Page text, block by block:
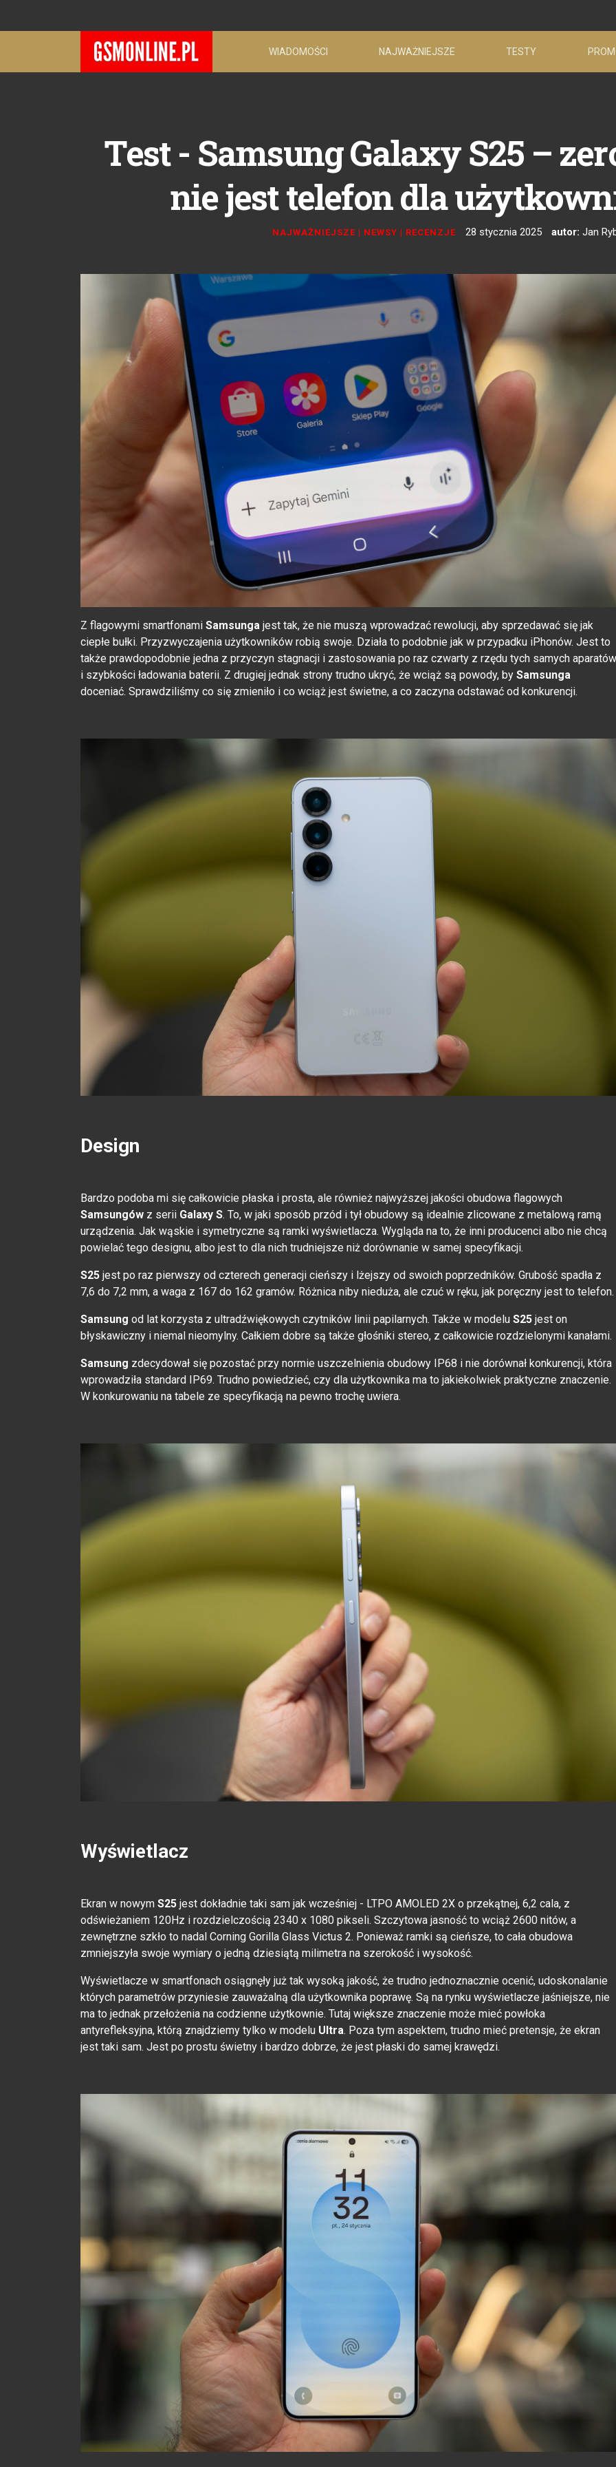
WIADOMOŚCI NAJWAŻNIEJSZE TESTY
Test - Samsung Galaxy S25 –
nie jest telefon dla
NAJWAŻNIEJSZE | NEWSY | RECENZJE 28 stycznia 2025 autor: Jan
Z flagowymi smartfonami Samsunga jest tak, że nie muszą wprowadzać rewolucji, aby sprzedawać się jak
ciepłe bułki. Przyzwyczajenia użytkowników robią swoje. Działa to podobnie jak w przypadku iPhonów. Jest to
także prawdopodobnie jedna z przyczyn stagnacji i zastosowania po raz czwarty z rzędu tych samych aparatów
i szybkości ładowania baterii. Z drugiej jednak strony trudno ukryć, że wciąż są powody, by Samsunga
doceniać. Sprawdziliśmy co się zmieniło i co wciąż jest świetne, a co zaczyna odstawać od konkurencji.
Design
Bardzo podoba mi się całkowicie płaska i prosta, ale również najwyższej jakości obudowa flagowych
Samsungów z serii Galaxy S. To, w jaki sposób przód i tył obudowy są idealnie zlicowane z metalową ramą
urządzenia. Jak wąskie i symetryczne są ramki wyświetlacza. Wygląda na to, że inni producenci albo nie chcą
powielać tego designu, albo jest to dla nich trudniejsze niż dorównanie w samej specyfikacji.
S25 jest po raz pierwszy od czterech generacji cieńszy i lżejszy od swoich poprzedników. Grubość spadła z
7,6 do 7,2 mm, a waga z 167 do 162 gramów. Różnica niby nieduża, ale czuć w ręku, jak poręczny jest to telefon.
Samsung od lat korzysta z ultradźwiękowych czytników linii papilarnych. Także w modelu S25 jest on
błyskawiczny i niemal nieomylny. Całkiem dobre są także głośniki stereo, z całkowicie rozdzielonymi kanałami.
Samsung zdecydował się pozostać przy normie uszczelnienia obudowy IP68 i nie dorównał konkurencji, która
wprowadziła standard IP69. Trudno powiedzieć, czy dla użytkownika ma to jakiekolwiek praktyczne znaczenie.
W konkurowaniu na tabele ze specyfikacją na pewno trochę uwiera.
Wyświetlacz
Ekran w nowym S25 jest dokładnie taki sam jak wcześniej - LTPO AMOLED 2X o przekątnej, 6,2 cala, z
odświeżaniem 120Hz i rozdzielczością 2340 x 1080 pikseli. Szczytowa jasność to wciąż 2600 nitów, a
zewnętrzne szkło to nadal Corning Gorilla Glass Victus 2. Ponieważ ramki są cieńsze, to cała obudowa
zmniejszyła swoje wymiary o jedną dziesiątą milimetra na szerokość i wysokość.
Wyświetlacze w smartfonach osiągnęły już tak wysoką jakość, że trudno jednoznacznie ocenić, udoskonalanie
których parametrów przyniesie zauważalną dla użytkownika poprawę. Są na rynku wyświetlacze jaśniejsze, nie
ma to jednak przełożenia na codzienne użytkownie. Tutaj większe znaczenie może mieć powłoka
antyrefleksyjna, którą znajdziemy tylko w modelu Ultra. Poza tym aspektem, trudno mieć pretensje, że ekran
jest taki sam. Jest po prostu świetny i bardzo dobrze, że jest płaski do samej krawędzi.